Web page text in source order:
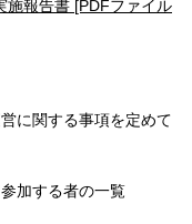
施報告書 [PDFファイル
に関する事項を定めて
加する者の一覧